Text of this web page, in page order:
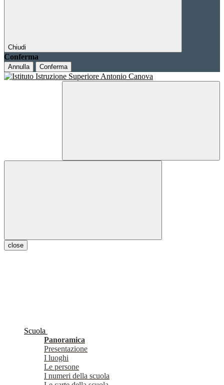
Chiudi
Conferma
Annulla Conferma
close
Scuola
Panoramica
Presentazione
I luoghi
Le persone
I numeri della scuola